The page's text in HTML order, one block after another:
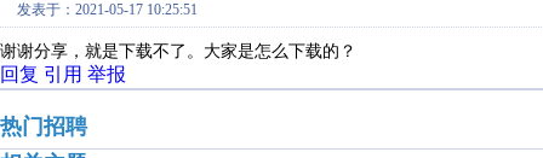
发表于：2021-05-17 10:25:51
谢谢分享，就是下载不了。大家是怎么下载的？
回复 引用 举报
热门招聘